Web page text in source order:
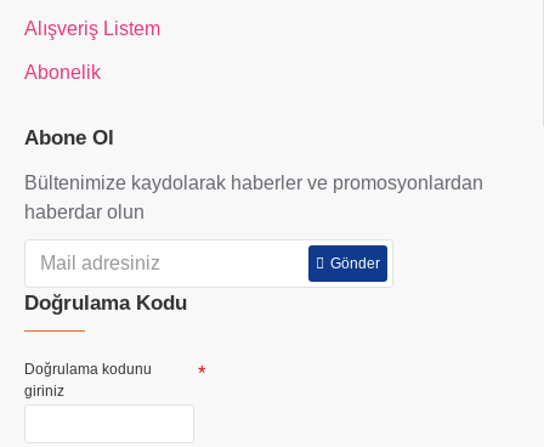
Alışveriş Listem
Abonelik
Abone Ol
Bültenimize kaydolarak haberler ve promosyonlardan
haberdar olun
Gönder
Doğrulama Kodu
Doğrulama kodunu
giriniz